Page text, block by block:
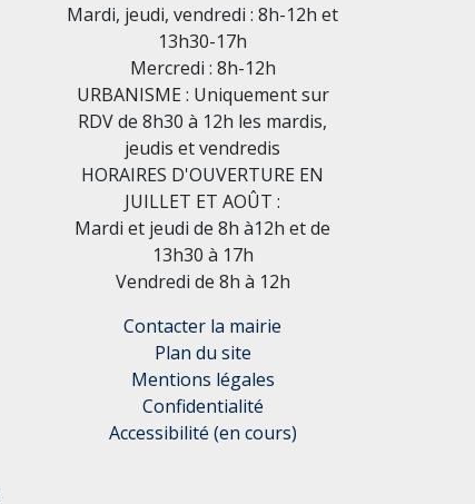
Mardi, jeudi, vendredi : 8h-12h et
13h30-17h
Mercredi : 8h-12h
URBANISME : Uniquement sur
RDV de 8h30 à 12h les mardis,
jeudis et vendredis
HORAIRES D'OUVERTURE EN
JUILLET ET AOÛT :
Mardi et jeudi de 8h à12h et de
13h30 à 17h
Vendredi de 8h à 12h
Contacter la mairie
Plan du site
Mentions légales
Confidentialité
Accessibilité (en cours)